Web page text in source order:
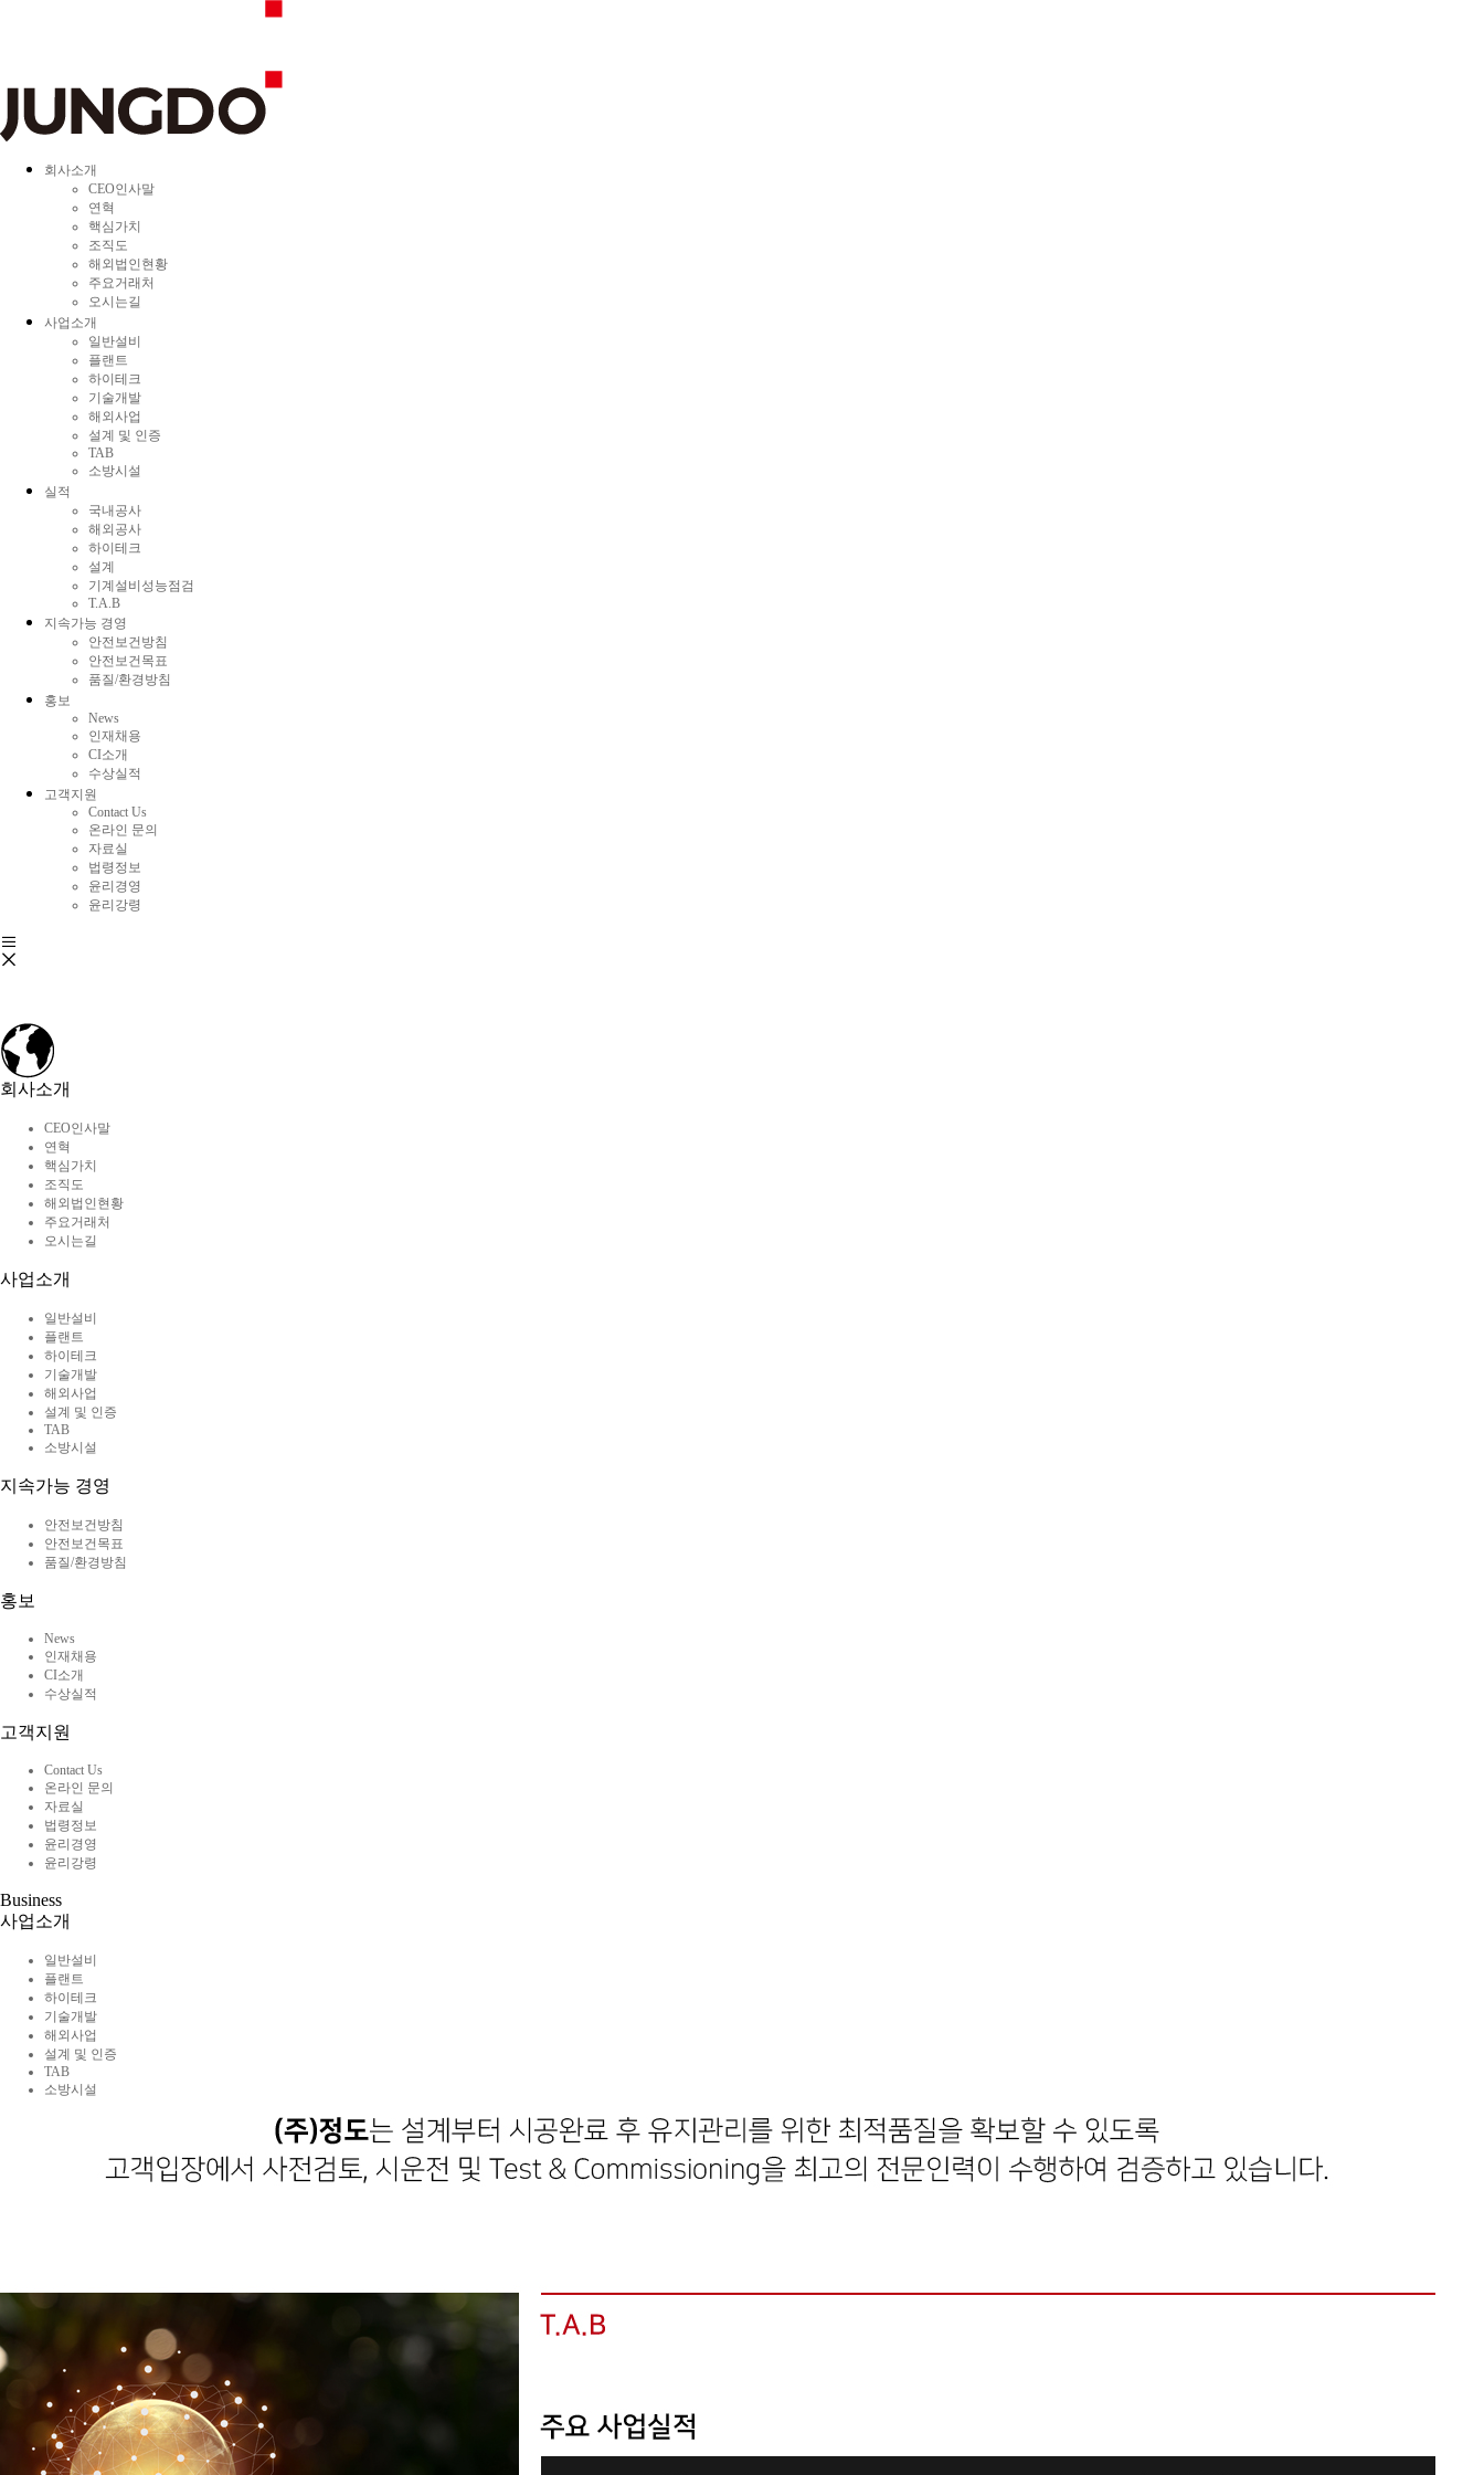
회사소개
CEO인사말
연혁
핵심가치
조직도
해외법인현황
주요거래처
오시는길
사업소개
일반설비
플랜트
하이테크
기술개발
해외사업
설계 및 인증
TAB
소방시설
실적
국내공사
해외공사
하이테크
설계
기계설비성능점검
T.A.B
지속가능 경영
안전보건방침
안전보건목표
품질/환경방침
홍보
News
인재채용
CI소개
수상실적
고객지원
Contact Us
온라인 문의
자료실
법령정보
윤리경영
윤리강령
회사소개
CEO인사말
연혁
핵심가치
조직도
해외법인현황
주요거래처
오시는길
사업소개
일반설비
플랜트
하이테크
기술개발
해외사업
설계 및 인증
TAB
소방시설
지속가능 경영
안전보건방침
안전보건목표
품질/환경방침
홍보
News
인재채용
CI소개
수상실적
고객지원
Contact Us
온라인 문의
자료실
법령정보
윤리경영
윤리강령
Business
사업소개
일반설비
플랜트
하이테크
기술개발
해외사업
설계 및 인증
TAB
소방시설